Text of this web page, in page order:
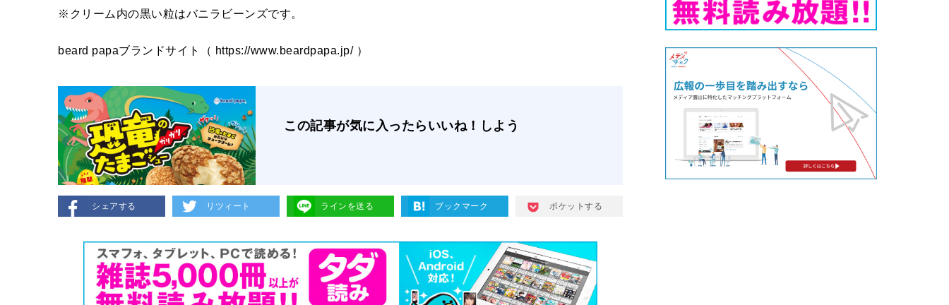
※クリーム内の黒い粒はバニラビーンズです。
beard papaブランドサイト（ https://www.beardpapa.jp/ ）
この記事が気に入ったらいいね！しよう
シェアする リツィート ラインを送る ブックマーク ポケットする